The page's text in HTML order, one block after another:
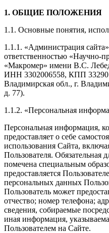
1. ОБЩИЕ ПОЛОЖЕНИЯ
1.1. Основные понятия,
1.1.1. «Администрация
ответственностью «Научно-
«Макромер» имени В.С.
ИНН 3302006558, КПП
Владимирская обл., г.
д. 77).
1.1.2. «Персональная
Персональная информация,
предоставляет о себе
использования Сайта,
Пользователя. Обязательная
помечена специальным
предоставляется
персональных данных
Пользователь может
отчество; номер телефона;
сведения, собираемые
иная информация,
Пользователем на Сайте.